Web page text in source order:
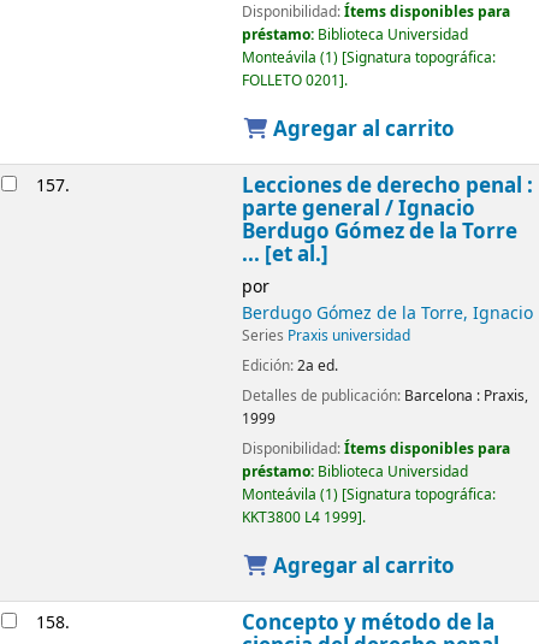
Disponibilidad:Ítems disponibles para
préstamo: Biblioteca Universidad
Monteávila (1) Signatura topográfica:
FOLLETO 0201 .
Agregar al carrito
157. Lecciones de derecho penal :
parte general /Ignacio
Berdugo Gómez de la Torre
... [et al.]
por
Berdugo Gómez de la Torre, Ignacio
Series Praxis universidad
Edición:2a ed.
Detalles de publicación: Barcelona : Praxis,
1999
Disponibilidad:Ítems disponibles para
préstamo: Biblioteca Universidad
Monteávila (1) Signatura topográfica:
KKT3800 L4 1999 .
Agregar al carrito
158. Concepto y método de la